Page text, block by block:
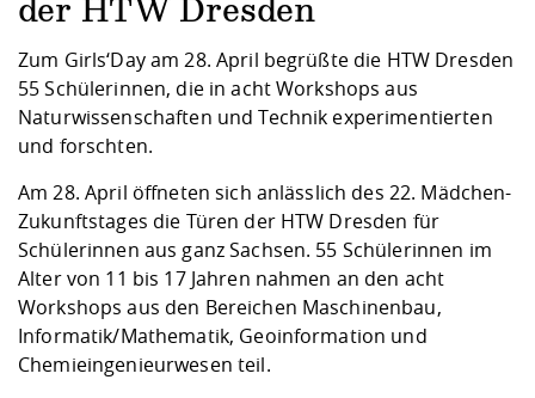
Study support
physik
Studying in
circumstances
Career Service
Teaching,
abroad
Downloads
International
University
Management
Climate and
Protection
Friends
Committees and
Representations
Agriculture/
mistry
Mechanical
Business
Contact and approach
Quality Assurance
der HTW Dresden
Zum Girls‘Day am 28. April begrüßte die HTW Dresden
55 Schülerinnen, die in acht Workshops aus
Naturwissenschaften und Technik experimentierten
und forschten.
Am 28. April öffneten sich anlässlich des 22. Mädchen-
Zukunftstages die Türen der HTW Dresden für
Schülerinnen aus ganz Sachsen. 55 Schülerinnen im
Alter von 11 bis 17 Jahren nahmen an den acht
Workshops aus den Bereichen Maschinenbau,
Informatik/Mathematik, Geoinformation und
Chemieingenieurwesen teil.